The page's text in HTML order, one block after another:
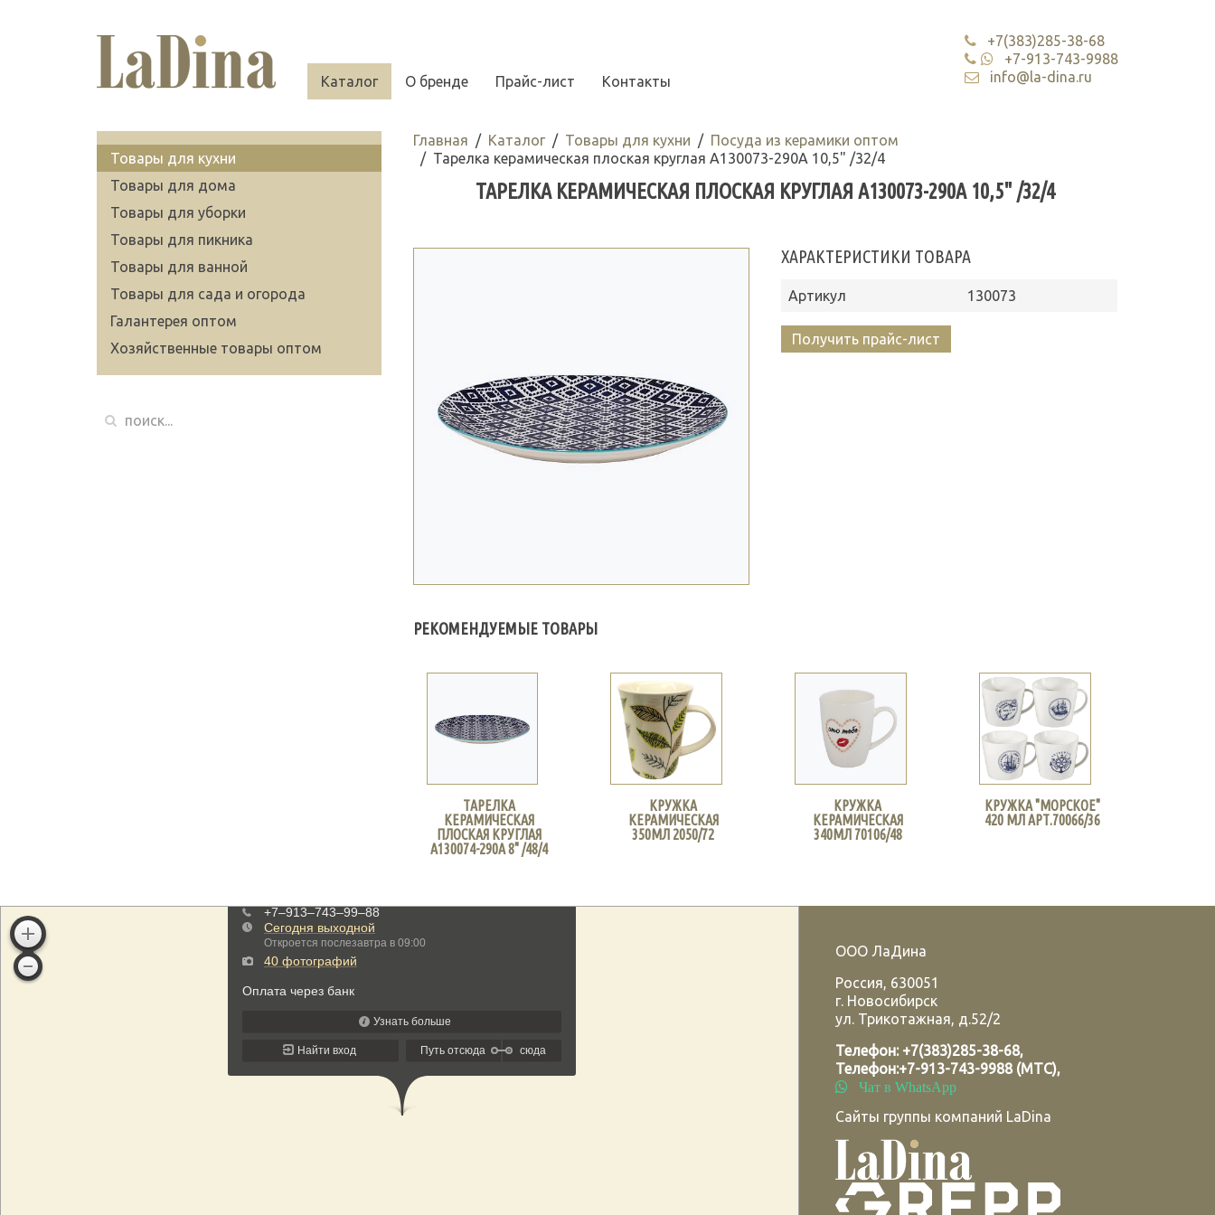
Каталог О бренде Прайс-лист Контакты
+7(383)285-38-68
+7-913-743-9988
info@la-dina.ru
Главная Каталог Товары для кухни
Посуда из керамики оптом
Тарелка керамическая плоская круглая A130073-290A 10,5" /32/4
ТАРЕЛКА КЕРАМИЧЕСКАЯ ПЛОСКАЯ КРУГЛАЯ A130073-290A 10,5" /32/4
ХАРАКТЕРИСТИКИ ТОВАРА
Артикул 130073
Получить прайс-лист
РЕКОМЕНДУЕМЫЕ ТОВАРЫ
ТАРЕЛКА
КЕРАМИЧЕСКАЯ
ПЛОСКАЯ КРУГЛАЯ
A130074-290A 8" /48/4
КРУЖКА
КЕРАМИЧЕСКАЯ
350МЛ 2050/72
КРУЖКА
КЕРАМИЧЕСКАЯ
340МЛ 70106/48
КРУЖКА "МОРСКОЕ"
420 МЛ АРТ.70066/36
Товары для кухни
Товары для дома
Товары для уборки
Товары для пикника
Товары для ванной
Товары для сада и огорода
Галантерея оптом
Хозяйственные товары оптом
ООО ЛаДина
Россия, 630051
г. Новосибирск
ул. Трикотажная, д.52/2
Телефон: +7(383)285-38-68,
Телефон:+7-913-743-9988 (МТС),
Чат в WhatsApp
Сайты группы компаний LaDina